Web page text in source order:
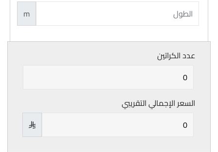
m
عدد الكراتين
السعر الإجمالي التقريبي
